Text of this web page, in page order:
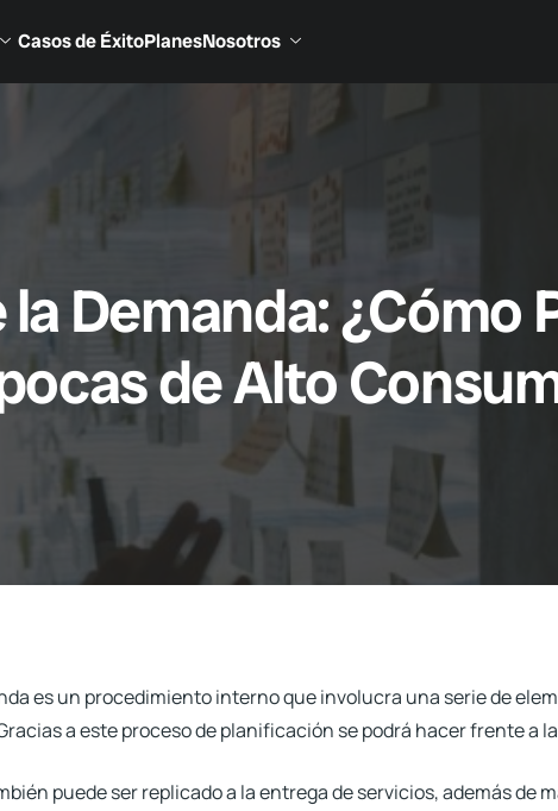
Casos de ÉxitoPlanesNosotros
Demanda: ¿Cómo
de Alto
es un procedimiento interno que involucra una serie de
a este proceso de planificación se podrá hacer frente a
puede ser replicado a la entrega de servicios, además de